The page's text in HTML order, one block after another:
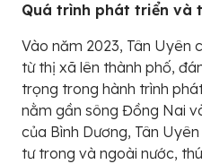
Quá trình phát triển và
Vào năm 2023, Tân Uyên
từ thị xã lên thành phố,
trọng trong hành trình
nằm gần sông Đồng Nai
của Bình Dương, Tân
tư trong và ngoài nước,